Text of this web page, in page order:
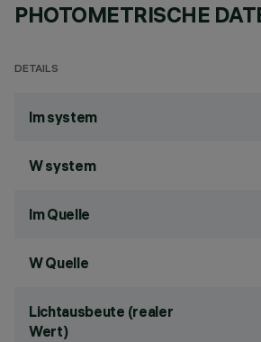
PHOTOMETRISCHE
DETAILS
lm system
W system
lm Quelle
W Quelle
Lichtausbeute (realer
Wert)